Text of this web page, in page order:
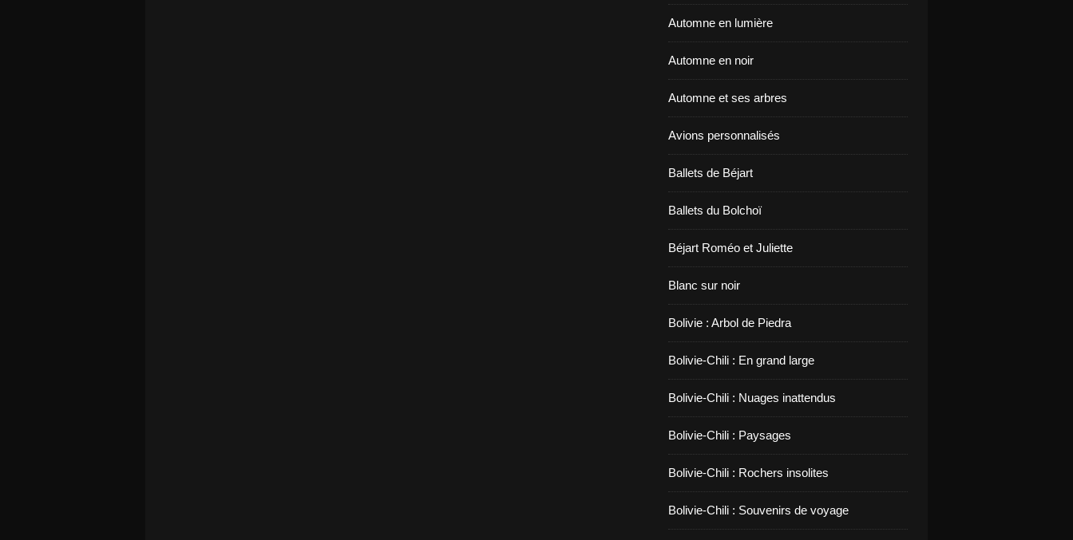
Automne en lumière
Automne en noir
Automne et ses arbres
Avions personnalisés
Ballets de Béjart
Ballets du Bolchoï
Béjart Roméo et Juliette
Blanc sur noir
Bolivie : Arbol de Piedra
Bolivie-Chili : En grand large
Bolivie-Chili : Nuages inattendus
Bolivie-Chili : Paysages
Bolivie-Chili : Rochers insolites
Bolivie-Chili : Souvenirs de voyage